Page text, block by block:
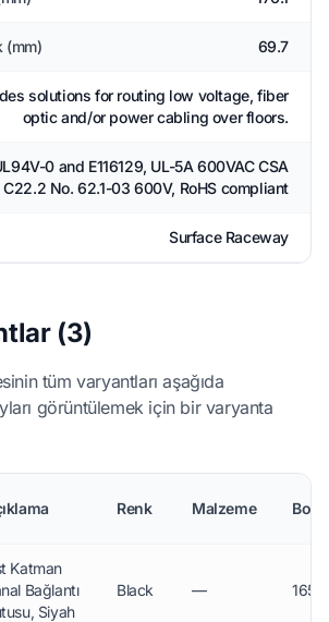
(mm) 69.7
solutions for routing low voltage, fiber
optic and/or power cabling over floors.
0 and E116129, UL-5A 600VAC CSA
C22.2 No. 62.1-03 600V, RoHS compliant
Surface Raceway
(3)
tüm varyantları aşağıda
görüntülemek için bir varyanta
Renk Malzeme
Katman
Bağlantı
Siyah
Black —